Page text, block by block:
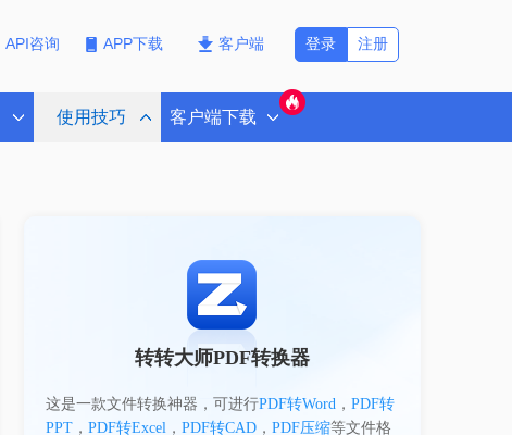
API咨询 APP下载 客户端 注册
登录
使用技巧 客户端下载
转转大师PDF转换器
这是一款文件转换神器，可进行PDF转Word， PDF转
PPT， PDF转Excel， PDF转CAD， PDF压缩等文件格